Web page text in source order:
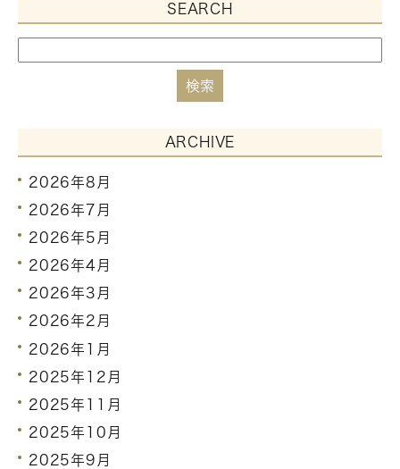
SEARCH
ARCHIVE
2026年8月
2026年7月
2026年5月
2026年4月
2026年3月
2026年2月
2026年1月
2025年12月
2025年11月
2025年10月
2025年9月